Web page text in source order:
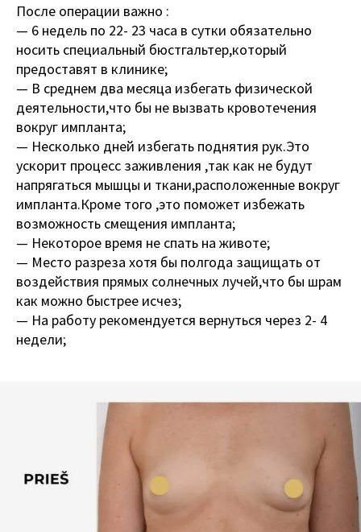
После операции важно :
— 6 недель по 22- 23 часа в сутки обязательно
носить специальный бюстгальтер,который
предоставят в клинике;
— В среднем два месяца избегать физической
деятельности,что бы не вызвать кровотечения
вокруг импланта;
— Несколько дней избегать поднятия рук.Это
ускорит процесс заживления ,так как не будут
напрягаться мышцы и ткани,расположенные вокруг
импланта.Кроме того ,это поможет избежать
возможность смещения импланта;
— Некоторое время не спать на животе;
— Место разреза хотя бы полгода защищать от
воздействия прямых солнечных лучей,что бы шрам
как можно быстрее исчез;
— На работу рекомендуется вернуться через 2- 4
недели;